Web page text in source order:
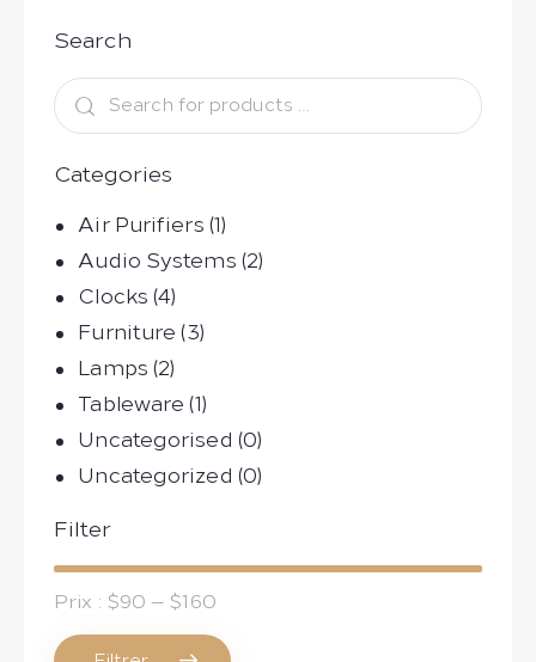
Search
Categories
Air Purifiers (1)
Audio Systems (2)
Clocks (4)
Furniture (3)
Lamps (2)
Tableware (1)
Uncategorised (0)
Uncategorized (0)
Filter
Prix : $90 — $160